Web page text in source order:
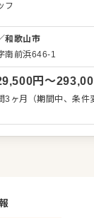
広いスキルを身につけ
対応など接客全般 ・
対応 ・仕込みから盛
や在庫管理 ・アルバ
キルに合わせた業務か
の幅を広げていきま
をサポートしますの
す。
フ
和歌山市
南前浜646-1
円〜
3ヶ月（期間中、条件